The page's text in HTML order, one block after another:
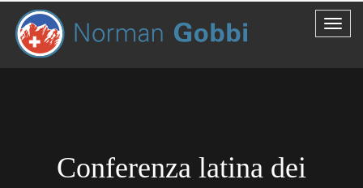
Conferenza latina dei